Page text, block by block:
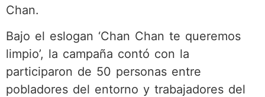
Chan.
Bajo el eslogan ‘Chan Chan te queremos
limpio’, la campaña contó con la
participaron de 50 personas entre
pobladores del entorno y trabajadores del